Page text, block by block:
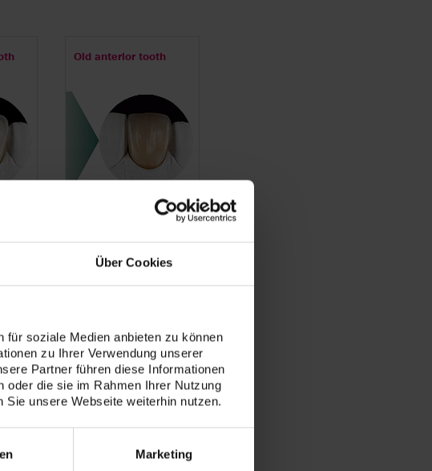
Über Cookies
für soziale Medien anbieten zu können
zu Ihrer Verwendung unserer
Partner führen diese Informationen
oder die sie im Rahmen Ihrer Nutzung
unsere Webseite weiterhin nutzen.
Marketing
Old anterior tooth